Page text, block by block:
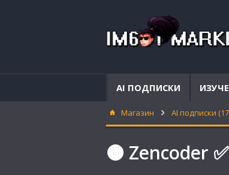
AI ПОДПИСКИ
Магазин AI подписки
🟠 Zencoder